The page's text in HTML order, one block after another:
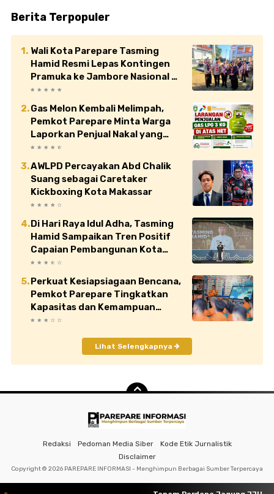
Berita Terpopuler
Wali Kota Parepare Tasming
Hamid Resmi Lepas Kontingen
Pramuka ke Jambore Nasional XII
di Cibubur
Gas Melon Kembali Melimpah,
Pemkot Parepare Minta Warga
Laporkan Penjual Nakal yang
Jual di Atas HET
AWLPD Percayakan Abd Chalik
Suang sebagai Caretaker
Kickboxing Kota Makassar
Di Hari Raya Idul Adha, Tasming
Hamid Sampaikan Tren Positif
Capaian Pembangunan Kota
Parepare
Perkuat Kesiapsiagaan Bencana,
Pemkot Parepare Tingkatkan
Kapasitas dan Kemampuan
Manajerial TRC BPBD
Lihat Selengkapnya
Redaksi Pedoman Media Siber
Kode Etik Jurnalistik
Disclaimer
Copyright © 2026 PAREPARE INFORMASI - Menghimpun Berbagai Sumber Terpercaya